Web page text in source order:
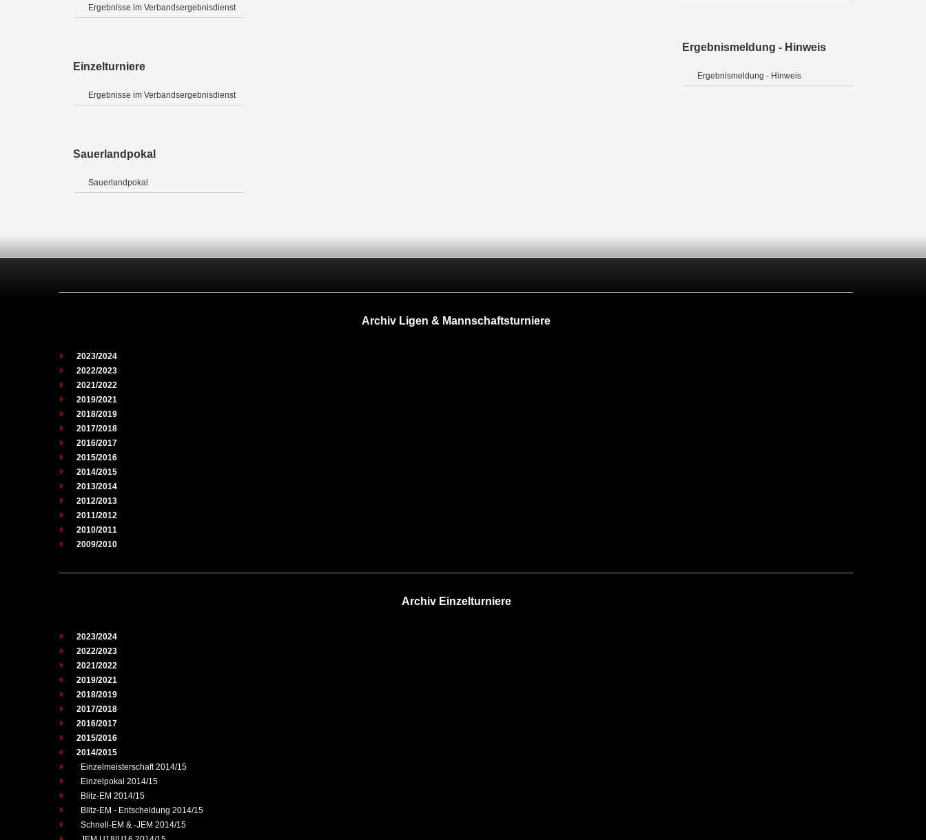
Ergebnisse im Verbandsergebnisdienst
Einzelturniere
Ergebnisse im Verbandsergebnisdienst
Sauerlandpokal
Sauerlandpokal
Ergebnismeldung - Hinweis
Ergebnismeldung - Hinweis
Archiv Ligen & Mannschaftsturniere
2023/2024
2022/2023
2021/2022
2019/2021
2018/2019
2017/2018
2016/2017
2015/2016
2014/2015
2013/2014
2012/2013
2011/2012
2010/2011
2009/2010
Archiv Einzelturniere
2023/2024
2022/2023
2021/2022
2019/2021
2018/2019
2017/2018
2016/2017
2015/2016
2014/2015
Einzelmeisterschaft 2014/15
Einzelpokal 2014/15
Blitz-EM 2014/15
Blitz-EM - Entscheidung 2014/15
Schnell-EM & -JEM 2014/15